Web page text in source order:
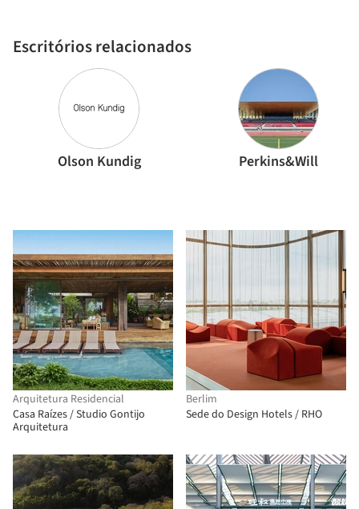
Escritórios relacionados
Olson Kundig Perkins&Will
Arquitetura Residencial
Casa Raízes / Studio Gontijo
Arquitetura
Berlim
Sede do Design Hotels / RHO